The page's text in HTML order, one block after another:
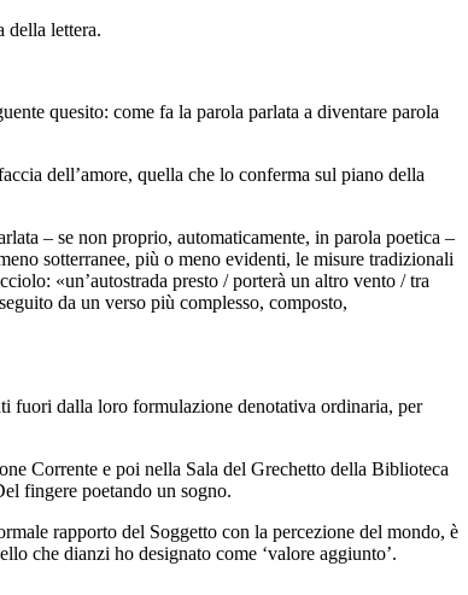
della lettera.
quesito: come fa la parola parlata a diventare parola
dell’amore, quella che lo conferma sul piano della
– se non proprio, automaticamente, in parola poetica –
sot­terranee, più o meno evidenti, le misure tradizionali
«un’autostrada presto / porterà un altro vento / tra
da un verso più complesso, composto,
fuori dalla loro formulazione denotativa ordinaria, per
Corrente e poi nella Sala del Grechetto della Biblioteca
fingere poetando un sogno.
rapporto del Soggetto con la percezione del mondo, è
che dianzi ho designato come ‘valore aggiunto’.